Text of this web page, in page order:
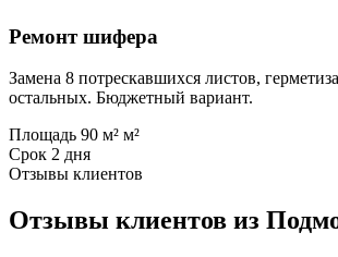
Ремонт шифера
Замена 8 потрескавшихся листов,
остальных. Бюджетный вариант.
Площадь 90 м² м²
Срок 2 дня
Отзывы клиентов
Отзывы клиентов из